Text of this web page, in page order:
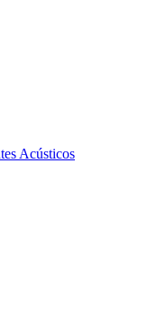
Acústicos